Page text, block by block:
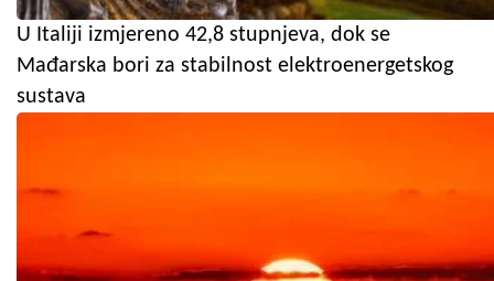
U Italiji izmjereno 42,8 stupnjeva, dok se
Mađarska bori za stabilnost elektroenergetskog
sustava